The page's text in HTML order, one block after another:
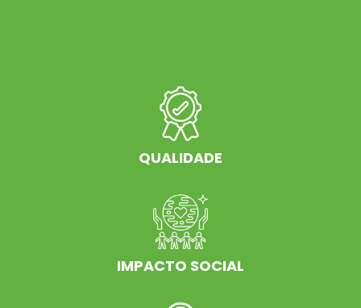
QUALIDADE
IMPACTO SOCIAL